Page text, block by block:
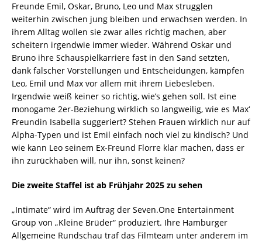
Freunde Emil, Oskar, Bruno, Leo und Max strugglen
weiterhin zwischen jung bleiben und erwachsen werden. In
ihrem Alltag wollen sie zwar alles richtig machen, aber
scheitern irgendwie immer wieder. Während Oskar und
Bruno ihre Schauspielkarriere fast in den Sand setzten,
dank falscher Vorstellungen und Entscheidungen, kämpfen
Leo, Emil und Max vor allem mit ihrem Liebesleben.
Irgendwie weiß keiner so richtig, wie’s gehen soll. Ist eine
monogame 2er-Beziehung wirklich so langweilig, wie es Max‘
Freundin Isabella suggeriert? Stehen Frauen wirklich nur auf
Alpha-Typen und ist Emil einfach noch viel zu kindisch? Und
wie kann Leo seinem Ex-Freund Florre klar machen, dass er
ihn zurückhaben will, nur ihn, sonst keinen?
Die zweite Staffel ist ab Frühjahr 2025 zu sehen
„Intimate“ wird im Auftrag der Seven.One Entertainment
Group von „Kleine Brüder“ produziert. Ihre Hamburger
Allgemeine Rundschau traf das Filmteam unter anderem im